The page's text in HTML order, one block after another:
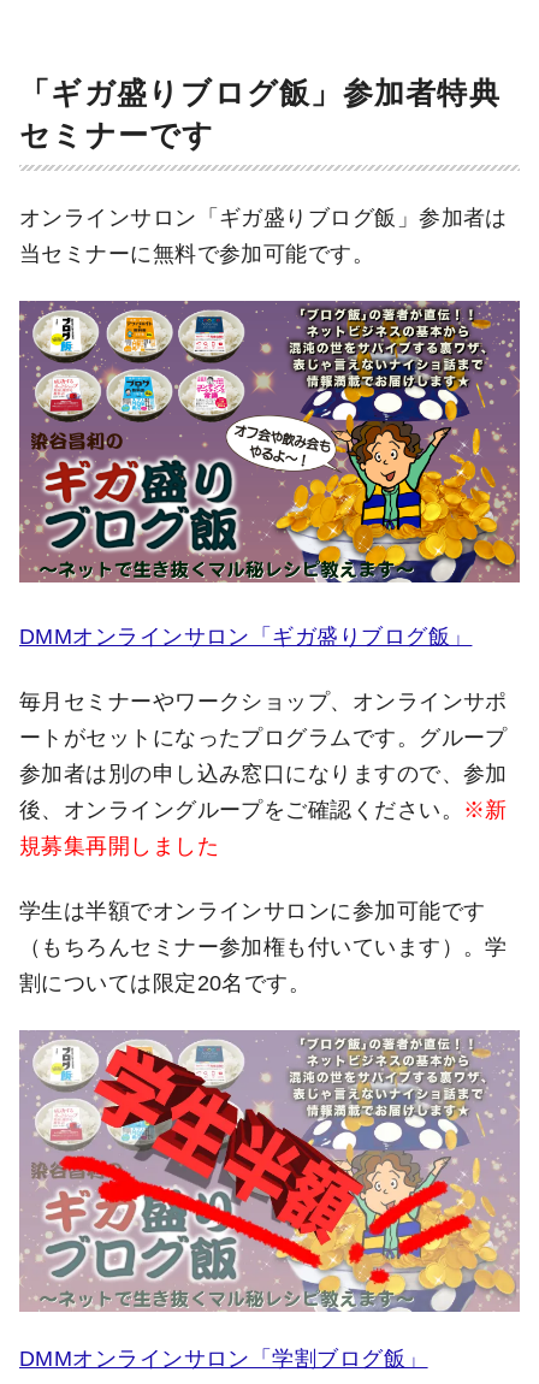
「ギガ盛りブログ飯」参加者特典
セミナーです
オンラインサロン「ギガ盛りブログ飯」参加者は
当セミナーに無料で参加可能です。
DMMオンラインサロン「ギガ盛りブログ飯」
毎月セミナーやワークショップ、オンラインサポ
ートがセットになったプログラムです。グループ
参加者は別の申し込み窓口になりますので、参加
後、オンライングループをご確認ください。 ※新
規募集再開しました
学生は半額でオンラインサロンに参加可能です
（もちろんセミナー参加権も付いています）。学
割については限定20名です。
DMMオンラインサロン「学割ブログ飯」